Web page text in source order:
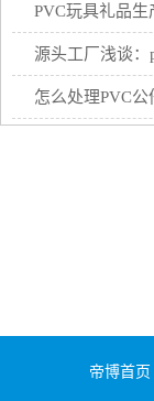
PVC玩具礼品生
源头工厂浅谈
怎么处理PVC公
帝博首页